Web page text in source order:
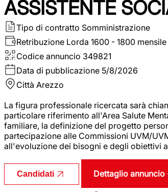
ASSISTENTE
Tipo di contratto Somministrazione
Retribuzione Lorda 1600 - 1800 mensile
Codice annuncio 349821
Data di pubblicazione 5/8/2026
Città Arezzo
La figura professionale ricercata sarà
particolare riferimento all'Area Salute
familiare, la definizione del progetto
partecipazione alle Commissioni UVM/
all'evoluzione dei bisogni e degli obiettivi
Candidati Dettaglio annuncio